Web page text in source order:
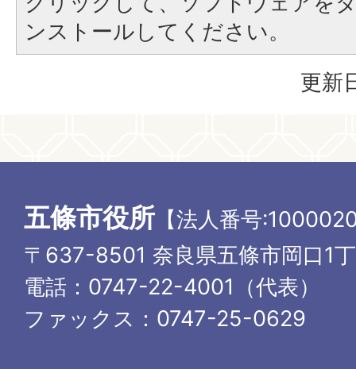
ンストールしてください。
更新
五條市役所 【法人番号
〒637-8501 奈良県五條市岡口1
電話：0747-22-4001（代表）
ファックス：0747-25-0629